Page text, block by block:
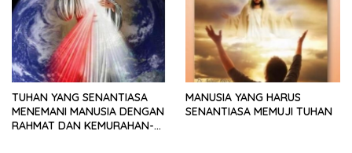
TUHAN YANG SENANTIASA
MENEMANI MANUSIA DENGAN
RAHMAT DAN KEMURAHAN-
MANUSIA YANG HARUS
SENANTIASA MEMUJI TUHAN